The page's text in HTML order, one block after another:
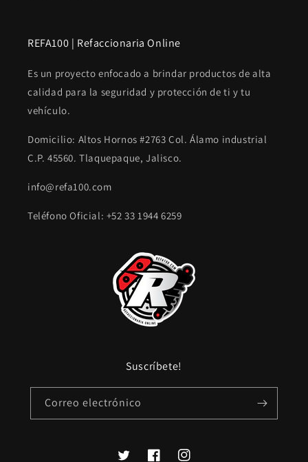
REFA100 | Refaccionaria Online
Es un proyecto enfocado a brindar productos de alta
calidad para la seguridad y protección de ti y tu
vehículo.
Domicilio: Altos Hornos #2763 Col. Álamo industrial
C.P. 45560. Tlaquepaque, Jalisco.
info@refa100.com
Teléfono Oficial: +52 33 1944 6259
Suscríbete!
Correo electrónico